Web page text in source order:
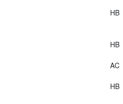
HB
HB
AC
HB